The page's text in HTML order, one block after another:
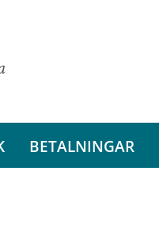
BETALNINGAR